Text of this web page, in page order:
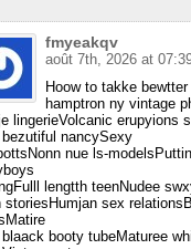
fmyeakqv
août 7th, 2026 at
Hoow to takke
hamptron ny vintage
lingerieVolcanic erupyions
bezutiful nancySexy
nue ls-
lengtth teenNudee
storiesHumjan sex
booty tubeMaturee